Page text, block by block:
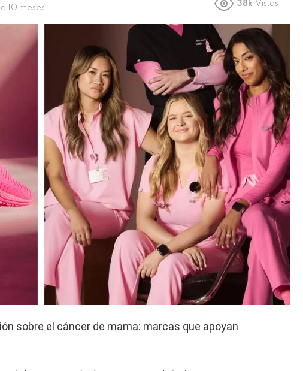
10 meses
38k Vistas
sobre el cáncer de mama: marcas que apoyan